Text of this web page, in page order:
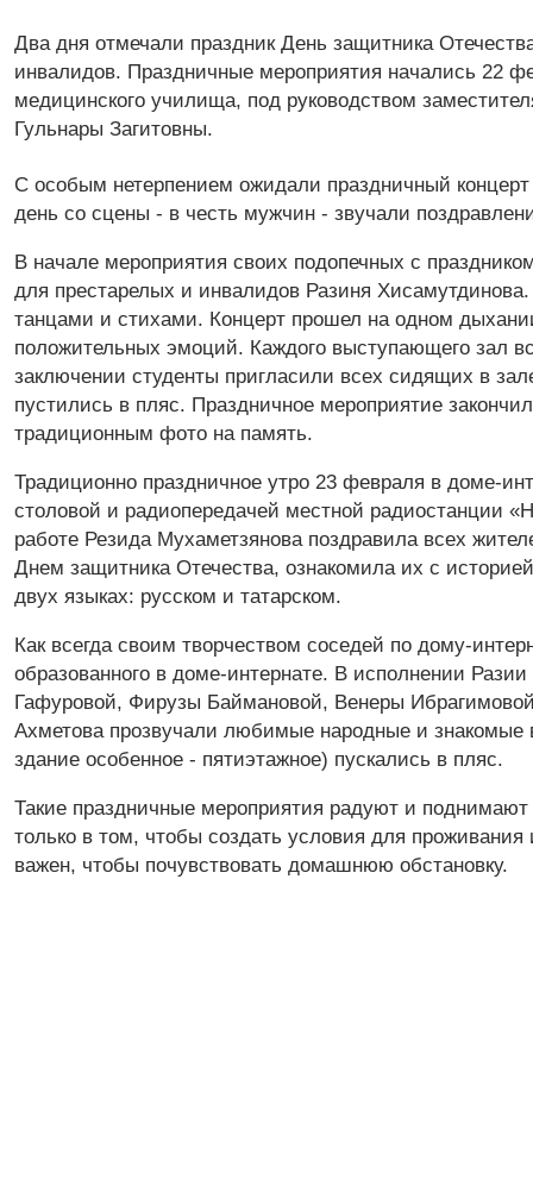
Два дня отмечали праздник День защитника
инвалидов. Праздничные мероприятия начались 22
медицинского училища, под руководством
Гульнары Загитовны.
С особым нетерпением ожидали праздничный
день со сцены - в честь мужчин - звучали
В начале мероприятия своих подопечных с
для престарелых и инвалидов Разиня
танцами и стихами. Концерт прошел на одном
положительных эмоций. Каждого выступающего зал
заключении студенты пригласили всех сидящих в
пустились в пляс. Праздничное мероприятие
традиционным фото на память.
Традиционно праздничное утро 23 февраля в доме-
столовой и радиопередачей местной радиостанции
работе Резида Мухаметзянова поздравила всех
Днем защитника Отечества, ознакомила их с
двух языках: русском и татарском.
Как всегда своим творчеством соседей по дому-
образованного в доме-интернате. В исполнении
Гафуровой, Фирузы Баймановой, Венеры
Ахметова прозвучали любимые народные и знакомые
здание особенное - пятиэтажное) пускались в пляс.
Такие праздничные мероприятия радуют и
только в том, чтобы создать условия для проживания
важен, чтобы почувствовать домашнюю обстановку.